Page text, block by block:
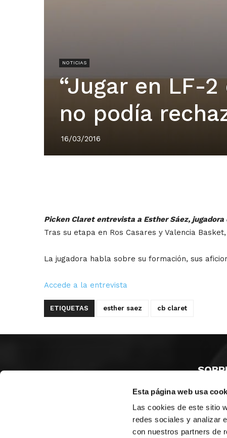
Esta página web usa
Las cookies de este sitio
redes sociales y analizar
con nuestros partners de
NOTICIAS
“Jugar en LF-
no podía
16/03/2016
Picken Claret entrevista a Esther Sáez,
Tras su etapa en Ros Casares y Valencia Basket,
La jugadora habla sobre su formación, sus
Accede a la entrevista
ETIQUETAS esther saez cb claret